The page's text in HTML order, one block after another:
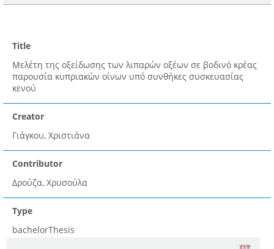
Title
Μελέτη της οξείδωσης των λιπαρών οξέων σε βοδινό κρέας
παρουσία κυπριακών οίνων υπό συνθήκες συσκευασίας
κενού
Creator
Γιάγκου, Χριστιάνα
Contributor
Δρούζα, Χρυσούλα
Type
bachelorThesis